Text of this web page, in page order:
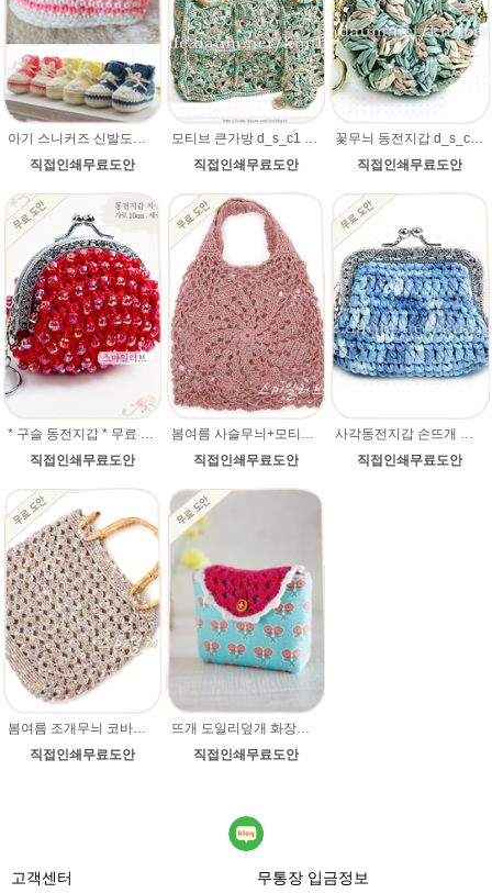
아기 스니커즈 신발도안+동영상 손뜨개/ 울라인 뜨개실로 제작 / 뜨개질 태교 / 성장앨범 손뜨개질/ 부드러운털실/아기뜨개실
직접인쇄무료도안
모티브 큰가방 d_s_c1 무료 코바늘손뜨개 도안
직접인쇄무료도안
꽃무늬 동전지갑 d_s_c1 무료 코바늘손뜨개 도안
직접인쇄무료도안
* 구슬 동전지갑 * 무료 코바늘뜨기 손뜨개 도안
직접인쇄무료도안
봄여름 사슬무늬+모티브 코바늘가방 무료 코바늘손뜨개 도안
직접인쇄무료도안
사각동전지갑 손뜨개 도안
직접인쇄무료도안
봄여름 조개무늬 코바늘가방 무료 코바늘손뜨개 도안
직접인쇄무료도안
뜨개 도일리덮개 화장품 미니파우치 만들기
직접인쇄무료도안
고객센터 무통장 입금정보